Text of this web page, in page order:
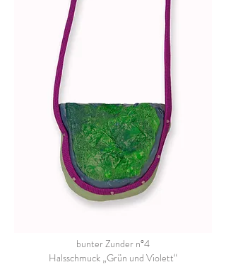
bunter Zunder n°4
Halsschmuck „Grün und Violett“